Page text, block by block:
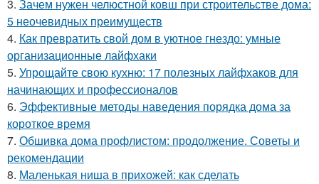
3. Зачем нужен челюстной ковш при строительстве дома:
5 неочевидных преимуществ
4. Как превратить свой дом в уютное гнездо: умные
организационные лайфхаки
5. Упрощайте свою кухню: 17 полезных лайфхаков для
начинающих и профессионалов
6. Эффективные методы наведения порядка дома за
короткое время
7. Обшивка дома профлистом: продолжение. Советы и
рекомендации
8. Маленькая ниша в прихожей: как сделать